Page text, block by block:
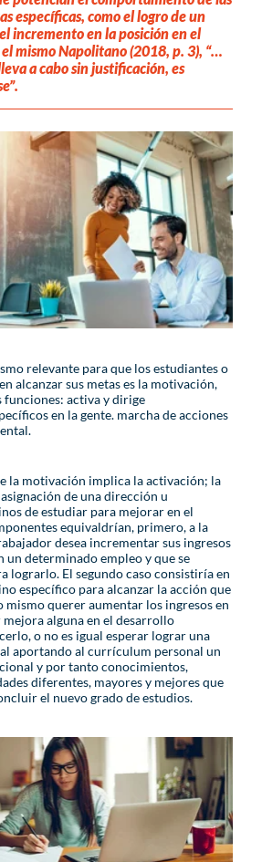
específicas, como el logro de un
incremento en la posición en el
mismo Napolitano (2018, p. 3), “…
a cabo sin justificación, es
relevante para que los estudiantes o
alcanzar sus metas es la motivación,
funciones: activa y dirige
en la gente. marcha de acciones
la motivación implica la activación; la
de una dirección u
de estudiar para mejorar en el
equivaldrían, primero, a la
desea incrementar sus ingresos
un determinado empleo y que se
lograrlo. El segundo caso consistiría en
específico para alcanzar la acción que
mismo querer aumentar los ingresos en
alguna en el desarrollo
o no es igual esperar lograr una
aportando al currículum personal un
y por tanto conocimientos,
diferentes, mayores y mejores que
el nuevo grado de estudios.